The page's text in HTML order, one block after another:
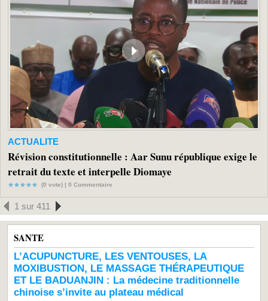
ACTUALITE
Révision constitutionnelle : Aar Sunu république exige le
retrait du texte et interpelle Diomaye
(0 vote) | 0 Commentaire
1 sur 411
SANTE
L’ACUPUNCTURE, LES VENTOUSES, LA
MOXIBUSTION, LE MASSAGE THÉRAPEUTIQUE
ET LE BADUANJIN : La médecine traditionnelle
chinoise s’invite au plateau médical